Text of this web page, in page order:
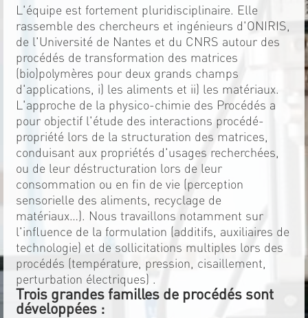
L'équipe est fortement pluridisciplinaire. Elle
rassemble des chercheurs et ingénieurs d'ONIRIS,
de l'Université de Nantes et du CNRS autour des
procédés de transformation des matrices
(bio)polymères pour deux grands champs
d'applications, i) les aliments et ii) les matériaux.
L'approche de la physico-chimie des Procédés a
pour objectif l'étude des interactions procédé-
propriété lors de la structuration des matrices,
conduisant aux propriétés d'usages recherchées,
ou de leur déstructuration lors de leur
consommation ou en fin de vie (perception
sensorielle des aliments, recyclage de
matériaux…). Nous travaillons notamment sur
l'influence de la formulation (additifs, auxiliaires de
technologie) et de sollicitations multiples lors des
procédés (température, pression, cisaillement,
perturbation électriques) .
Trois grandes familles de procédés sont
développées :